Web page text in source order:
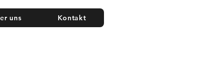
uns Kontakt